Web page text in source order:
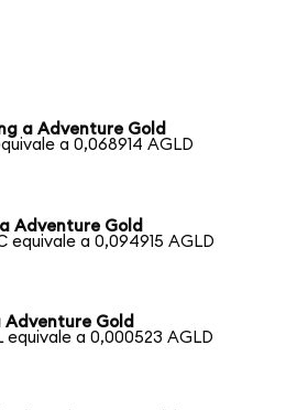
a Adventure Gold
a 0,068914 AGLD
Adventure Gold
equivale a 0,094915 AGLD
Adventure Gold
equivale a 0,000523 AGLD